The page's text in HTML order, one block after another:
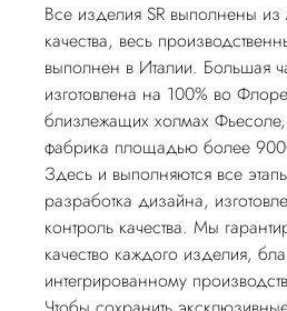
Все изделия SR выполнены
качества, весь
выполнен в Италии. Большая
изготовлена на 100% во
близлежащих холмах
фабрика площадью более
Здесь и выполняются все
разработка дизайна,
контроль качества. Мы
качество каждого изделия,
интегрированному